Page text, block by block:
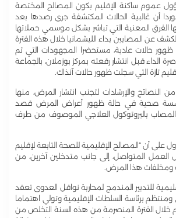
عموم ساكنة الإقليم بكون المصالح المختصة
أن غالبية الحالات المكتشفة جرى رصدها بعد
المعنية التي تباشر بشكل موسمي حملاتها
عن المصابين بداء الليشمانيا خلال هذه الفترة
حالات عادية، مستحضرا المجهودات التي تم
الداء قبل انتشار رقعته بمركز بوزملان، بالجماعة
تازة التي سجلت ظهور حالات آنذاك.
والإرشادات لتجنب انتشار المرض، منها
صحية في حالة ظهور أعراض المرض قصد
المصاب بالبروتوكول العلاجي الموصوف من طرف
على أن “المصالح الإقليمية للصحة التابعة لإقليم
العمل المتواصل، إلى جانب متدخلين آخرين، من
ومخلفات هذا المرض.
للتدبير المندمج لمحاربة نواقل العدوى تعقد
ومنتظم برئاسة السلطات الإقليمية وتولي اهتماما
خلال الفترة المنصرمة من هذه السنة التخلص من